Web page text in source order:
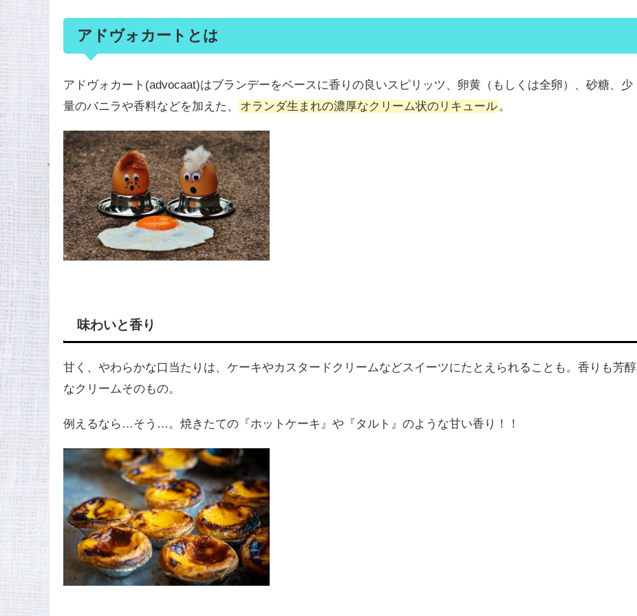
アドヴォカートとは
アドヴォカート(advocaat)はブランデーをベースに香りの良いスピリッツ、卵黄（もしくは全卵）、砂糖、少
量のバニラや香料などを加えた、
オランダ生まれの濃厚なクリーム状のリキュール。
味わいと香り
甘く、やわらかな口当たりは、ケーキやカスタードクリームなどスイーツにたとえられることも。香りも芳醇
なクリームそのもの。
例えるなら…そう…。焼きたての『ホットケーキ』や『タルト』のような甘い香り！！